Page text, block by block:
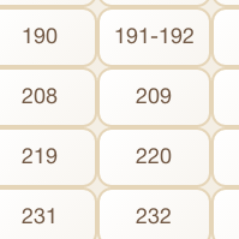
190 191-192
208 209
219 220
231 232